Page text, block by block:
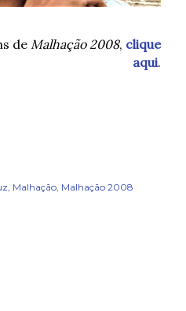
deMalhação 2008, clique
aqui.
Malhação Malhação 2008